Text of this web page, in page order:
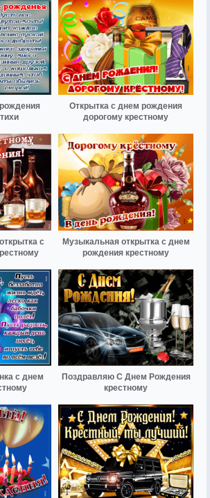
Открытка с днем рождения
дорогому крестному
с
Музыкальная открытка с днем
рождения крестному
с днем
Поздравляю С Днем Рождения
крестному